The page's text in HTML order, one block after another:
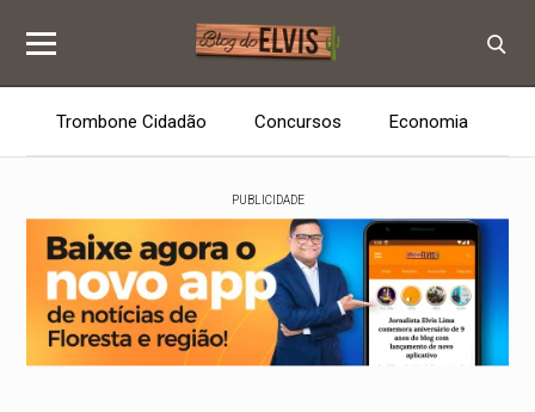
Trombone Cidadão Concursos Economia
PUBLICIDADE